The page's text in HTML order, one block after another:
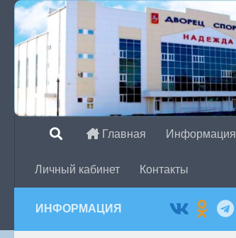
Перейти к содержимому
Главная Информация
Личный кабинет Контакты
ИНФОРМАЦИЯ